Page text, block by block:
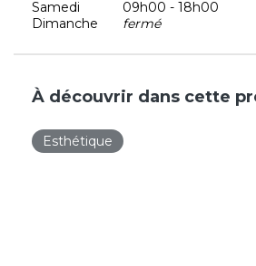
Samedi
09h00 - 18h00
Dimanche
fermé
À découvrir dans cette
Esthétique